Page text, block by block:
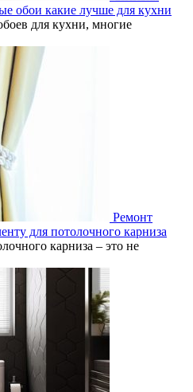
обои какие лучше для кухни
для кухни, многие
Ремонт
для потолочного карниза
карниза – это не